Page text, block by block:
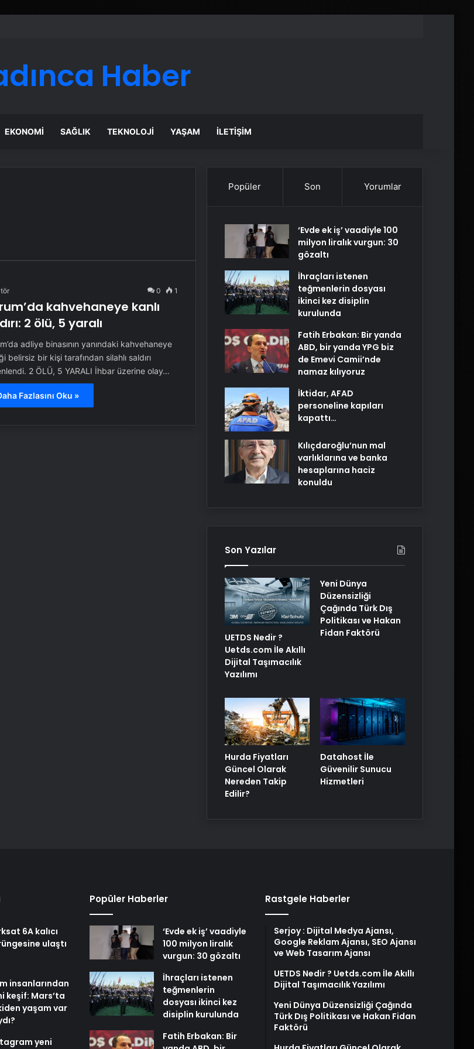
Haber
EKONOMI SAĞLIK TEKNOLOJI YAŞAM İLETIŞIM
0 1
kahvehaneye kanlı
2 ölü, 5 yaralı
adliye binasının yanındaki kahvehaneye
belirsiz bir kişi tarafından silahlı saldırı
2 ÖLÜ, 5 YARALI İhbar üzerine olay…
Fazlasını Oku »
Popüler Son Yorumlar
‘Evde ek iş’ vaadiyle 100
milyon liralık vurgun: 30
gözaltı
İhraçları istenen
teğmenlerin dosyası
ikinci kez disiplin
kurulunda
Fatih Erbakan: Bir yanda
ABD, bir yanda YPG biz
de Emevi Camii’nde
namaz kılıyoruz
İktidar, AFAD
personeline kapıları
kapattı…
Kılıçdaroğlu’nun mal
varlıklarına ve banka
hesaplarına haciz
konuldu
Son Yazılar
UETDS Nedir ?
Uetds.com İle Akıllı
Dijital Taşımacılık
Yazılımı
Yeni Dünya
Düzensizliği
Çağında Türk Dış
Politikası ve Hakan
Fidan Faktörü
Hurda Fiyatları
Güncel Olarak
Nereden Takip
Edilir?
Datahost İle
Güvenilir Sunucu
Hizmetleri
6A kalıcı
ulaştı
insanlarından
keşif: Mars’ta
yaşam var
yeni
Popüler Haberler
‘Evde ek iş’ vaadiyle
100 milyon liralık
vurgun: 30 gözaltı
İhraçları istenen
teğmenlerin
dosyası ikinci kez
disiplin kurulunda
Fatih Erbakan: Bir
Rastgele Haberler
Serjoy : Dijital Medya Ajansı,
Google Reklam Ajansı, SEO Ajansı
ve Web Tasarım Ajansı
UETDS Nedir ? Uetds.com İle Akıllı
Dijital Taşımacılık Yazılımı
Yeni Dünya Düzensizliği Çağında
Türk Dış Politikası ve Hakan Fidan
Faktörü